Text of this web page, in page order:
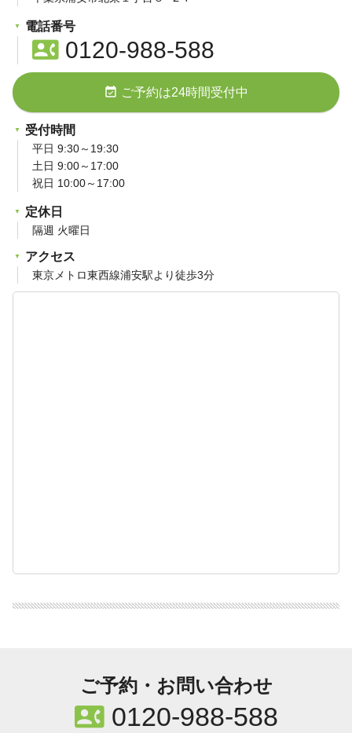
電話番号
contact_phone0120-988-588
event_available ご予約は24時間受付中
受付時間
平日 9:30～19:30
土日 9:00～17:00
祝日 10:00～17:00
定休日
隔週 火曜日
アクセス
東京メトロ東西線浦安駅より徒歩3分
ご予約・お問い合わせ
contact_phone0120-988-588